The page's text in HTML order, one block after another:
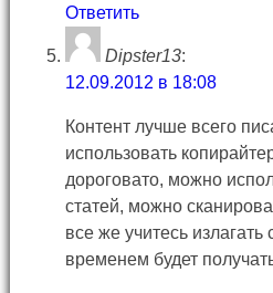
Ответить
Dipster13:
12.09.2012 в 18:08
Контент лучше всего
использовать
дороговато, можно
статей, можно
все же учитесь
временем будет